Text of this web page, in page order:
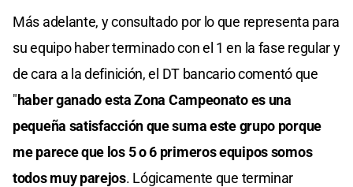
Más adelante, y consultado por lo que representa para
su equipo haber terminado con el 1 en la fase regular y
de cara a la definición, el DT bancario comentó que
"haber ganado esta Zona Campeonato es una
pequeña satisfacción que suma este grupo porque
me parece que los 5 o 6 primeros equipos somos
todos muy parejos. Lógicamente que terminar